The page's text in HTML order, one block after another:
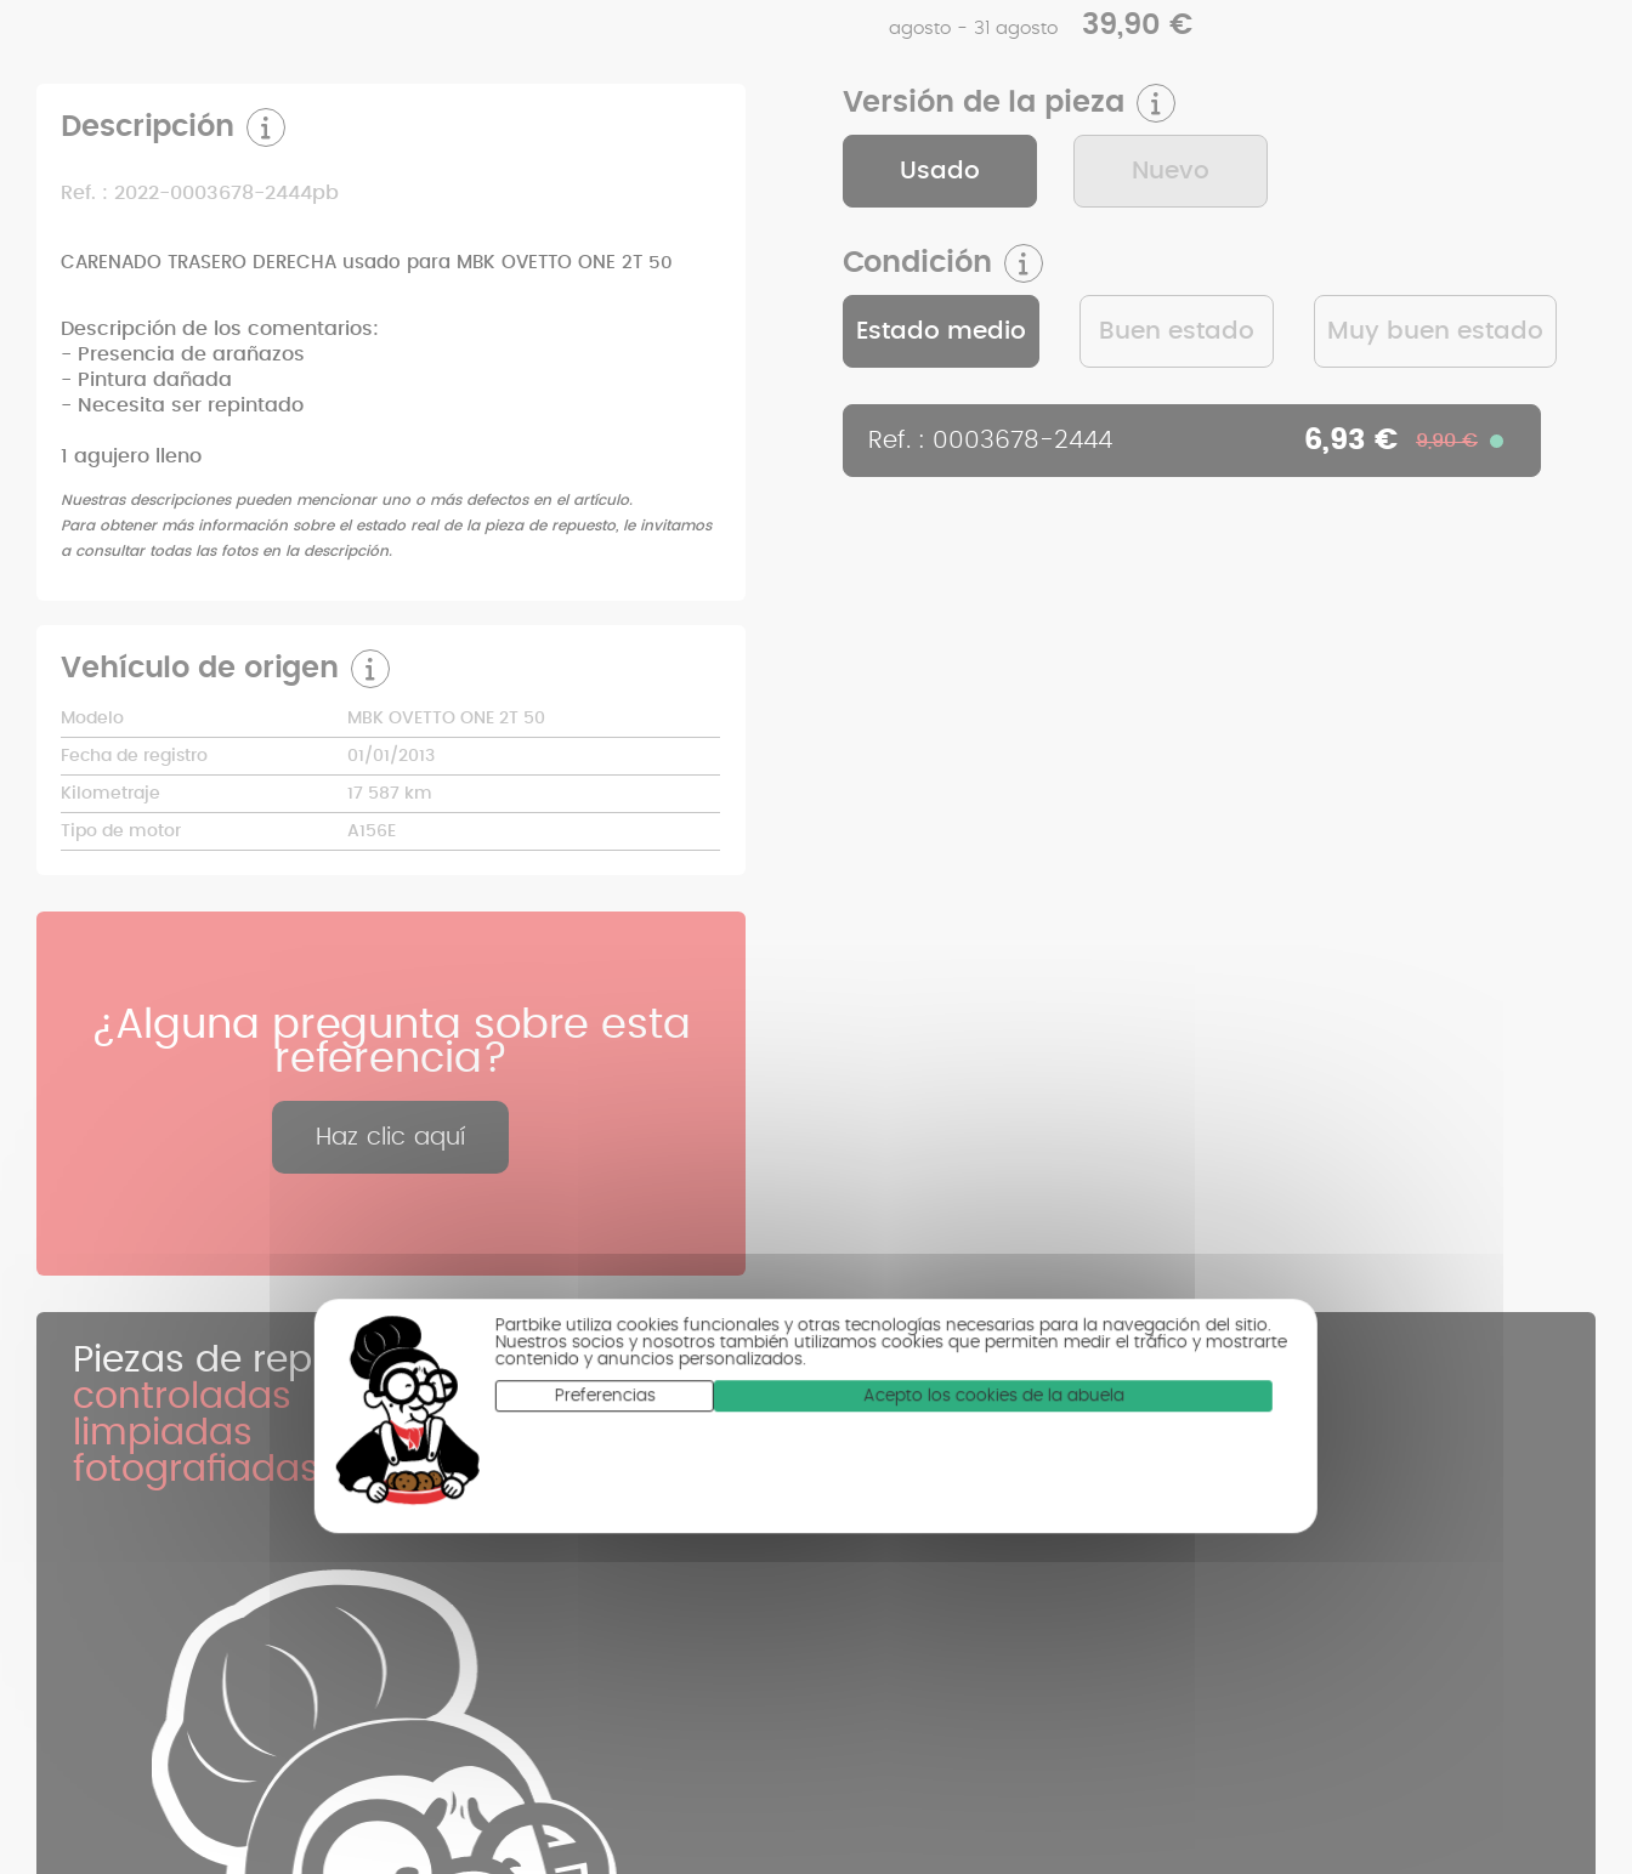
Partbike utiliza cookies funcionales y otras tecnologías necesarias para la navegación del sitio.
Nuestros socios y nosotros también utilizamos cookies que permiten medir el tráfico y mostrarte
contenido y anuncios personalizados.
Preferencias Acepto los cookies de la abuela
agosto - 31 agosto 39,90 €
Versión de la pieza
Usado Nuevo
Condición
Estado medio Buen estado Muy buen estado
Ref. : 0003678-2444 6,93 € 9,90 €
Descripción
Ref. : 2022-0003678-2444pb
CARENADO TRASERO DERECHA usado para MBK OVETTO ONE 2T 50
Descripción de los comentarios:
- Presencia de arañazos
- Pintura dañada
- Necesita ser repintado
1 agujero lleno
Nuestras descripciones pueden mencionar uno o más defectos en el artículo.
Para obtener más información sobre el estado real de la pieza de repuesto, le invitamos
a consultar todas las fotos en la descripción.
Vehículo de origen
Modelo MBK OVETTO ONE 2T 50
Fecha de registro 01/01/2013
Kilometraje 17 587 km
Tipo de motor A156E
¿Alguna pregunta sobre esta
referencia?
Haz clic aquí
Piezas de repuesto
controladas
limpiadas
fotografiadas